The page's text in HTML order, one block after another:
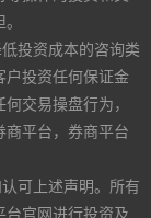
投资成本的咨询类
户投资任何保证金
交易操盘行为，
平台，券商平台
可上述声明。所有
官网进行投资及